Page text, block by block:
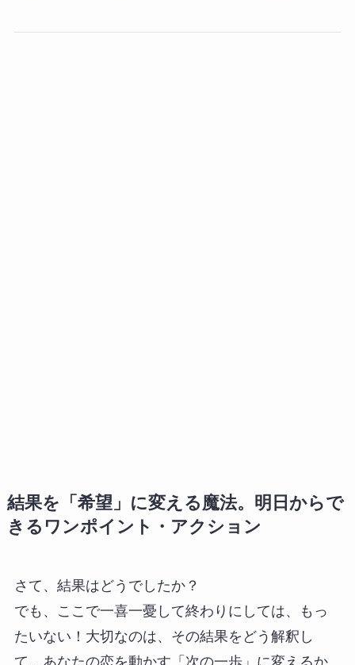
結果を「希望」に変える魔法。明日からで
きるワンポイント・アクション
さて、結果はどうでしたか？
でも、ここで一喜一憂して終わりにしては、もっ
たいない！大切なのは、その結果をどう解釈し